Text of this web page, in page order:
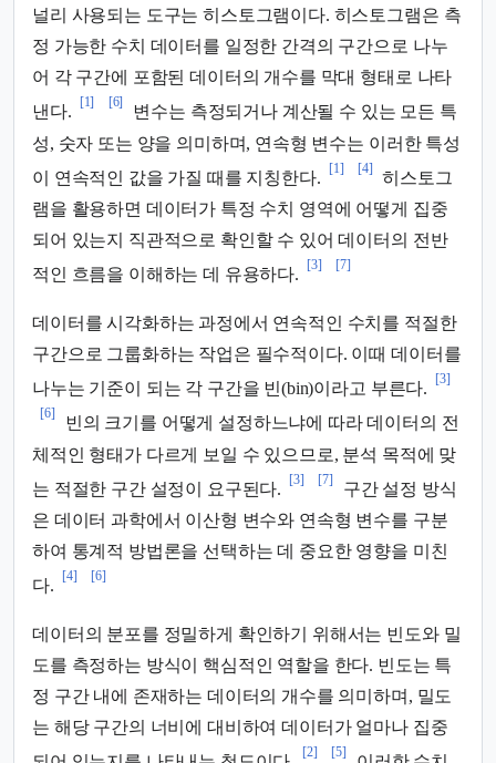
널리 사용되는 도구는 히스토그램이다. 히스토그램은 측
정 가능한 수치 데이터를 일정한 간격의 구간으로 나누
어 각 구간에 포함된 데이터의 개수를 막대 형태로 나타
낸다.
[1] [6]
변수는 측정되거나 계산될 수 있는 모든 특
성, 숫자 또는 양을 의미하며, 연속형 변수는 이러한 특성
이 연속적인 값을 가질 때를 지칭한다.
[1] [4]
히스토그
램을 활용하면 데이터가 특정 수치 영역에 어떻게 집중
되어 있는지 직관적으로 확인할 수 있어 데이터의 전반
적인 흐름을 이해하는 데 유용하다.
[3] [7]
데이터를 시각화하는 과정에서 연속적인 수치를 적절한
구간으로 그룹화하는 작업은 필수적이다. 이때 데이터를
나누는 기준이 되는 각 구간을 빈(bin)이라고 부른다.
[3]
[6]
빈의 크기를 어떻게 설정하느냐에 따라 데이터의 전
체적인 형태가 다르게 보일 수 있으므로, 분석 목적에 맞
는 적절한 구간 설정이 요구된다.
[3] [7]
구간 설정 방식
은 데이터 과학에서 이산형 변수와 연속형 변수를 구분
하여 통계적 방법론을 선택하는 데 중요한 영향을 미친
다.
[4] [6]
데이터의 분포를 정밀하게 확인하기 위해서는 빈도와 밀
도를 측정하는 방식이 핵심적인 역할을 한다. 빈도는 특
정 구간 내에 존재하는 데이터의 개수를 의미하며, 밀도
는 해당 구간의 너비에 대비하여 데이터가 얼마나 집중
[2] [5]